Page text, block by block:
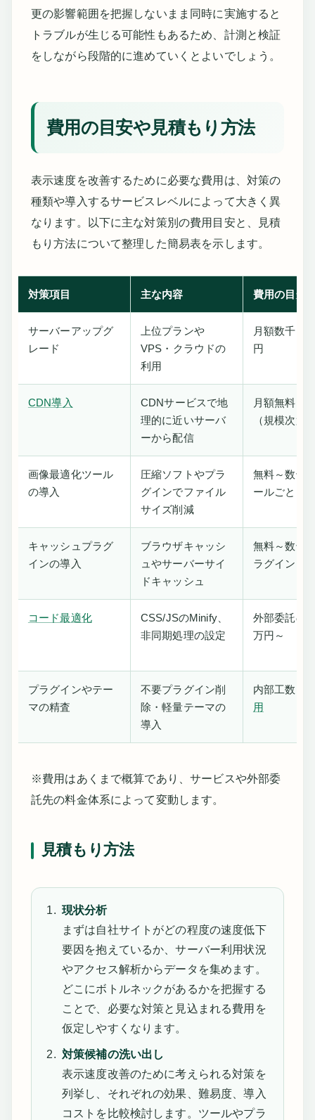
更の影響範囲を把握しないまま同時に実施すると
トラブルが生じる可能性もあるため、計測と検証
をしながら段階的に進めていくとよいでしょう。
費用の目安や見積もり方法
表示速度を改善するために必要な費用は、対策の
種類や導入するサービスレベルによって大きく異
なります。以下に主な対策別の費用目安と、見積
もり方法について整理した簡易表を示します。
対策項目 主な内容 費用の目安
サーバーアップグ
レード
上位プランや
VPS・クラウドの
利用
月額数千円
円
CDN導入
CDNサービスで地
理的に近いサーバ
ーから配信
月額無料～
（規模次第
画像最適化ツール
の導入
圧縮ソフトやプラ
グインでファイル
サイズ削減
無料～数千
ールごと）
キャッシュプラグ
インの導入
ブラウザキャッシ
ュやサーバーサイ
ドキャッシュ
無料～数千
ラグイン）
コード最適化
CSS/JSのMinify、
非同期処理の設定
外部委託の
万円～
プラグインやテー
マの精査
不要プラグイン削
除・軽量テーマの
導入
内部工数 or
用
※費用はあくまで概算であり、サービスや外部委
託先の料金体系によって変動します。
見積もり方法
現状分析
まずは自社サイトがどの程度の速度低下
要因を抱えているか、サーバー利用状況
やアクセス解析からデータを集めます。
どこにボトルネックがあるかを把握する
ことで、必要な対策と見込まれる費用を
仮定しやすくなります。
対策候補の洗い出し
表示速度改善のために考えられる対策を
列挙し、それぞれの効果、難易度、導入
コストを比較検討します。ツールやプラ